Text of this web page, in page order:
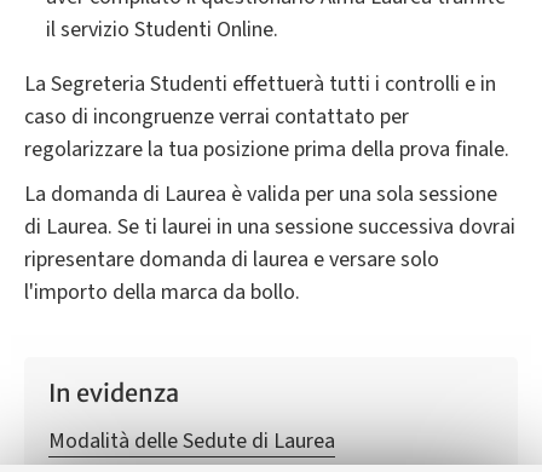
il servizio Studenti Online.
La Segreteria Studenti effettuerà tutti i controlli e in
caso di incongruenze verrai contattato per
regolarizzare la tua posizione prima della prova finale.
La domanda di Laurea è valida per una sola sessione
di Laurea. Se ti laurei in una sessione successiva dovrai
ripresentare domanda di laurea e versare solo
l'importo della marca da bollo.
In evidenza
Modalità delle Sedute di Laurea